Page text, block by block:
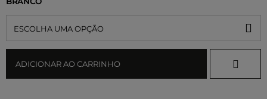
ESCOLHA UMA OPÇÃO
ADICIONAR AO CARRINHO